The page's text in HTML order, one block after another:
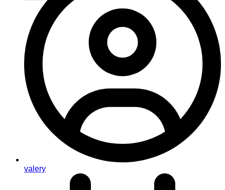
valery